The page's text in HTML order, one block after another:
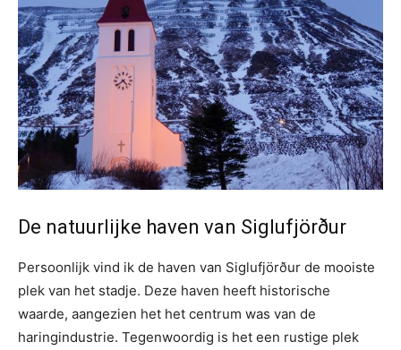
De natuurlijke haven van Siglufjörður
Persoonlijk vind ik de haven van Siglufjörður de mooiste
plek van het stadje. Deze haven heeft historische
waarde, aangezien het het centrum was van de
haringindustrie. Tegenwoordig is het een rustige plek